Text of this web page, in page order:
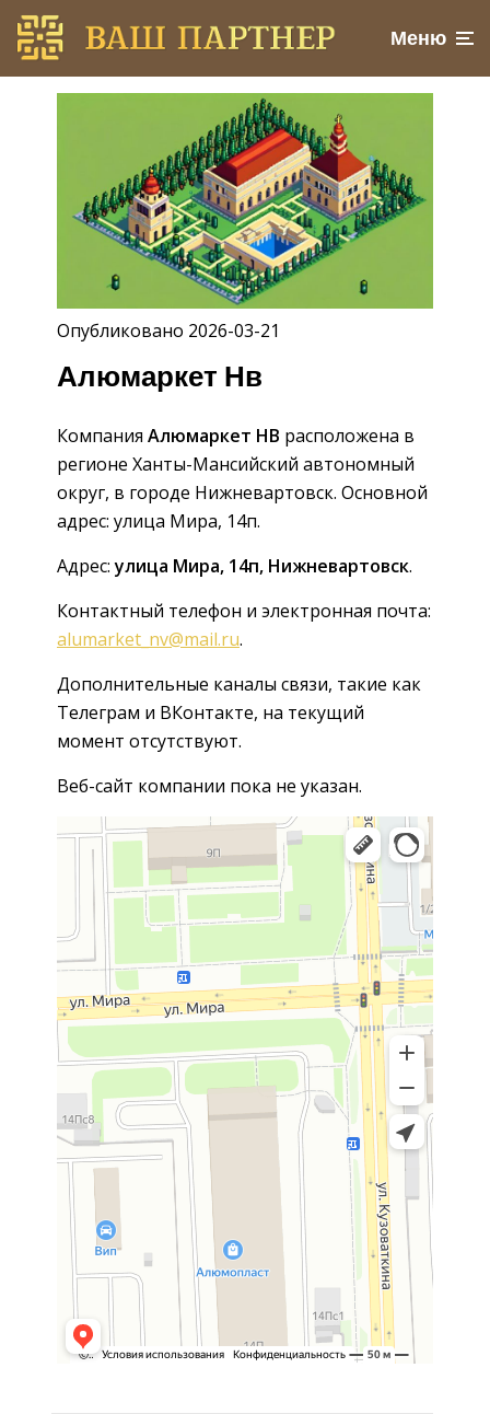
Меню
Опубликовано 2026-03-21
Алюмаркет Нв
Компания Алюмаркет НВ расположена в
регионе Ханты-Мансийский автономный
округ, в городе Нижневартовск. Основной
адрес: улица Мира, 14п.
Адрес:улица Мира, 14п, Нижневартовск.
Контактный телефон и электронная почта:
alumarket_nv@mail.ru.
Дополнительные каналы связи, такие как
Телеграм и ВКонтакте, на текущий
момент отсутствуют.
Веб-сайт компании пока не указан.